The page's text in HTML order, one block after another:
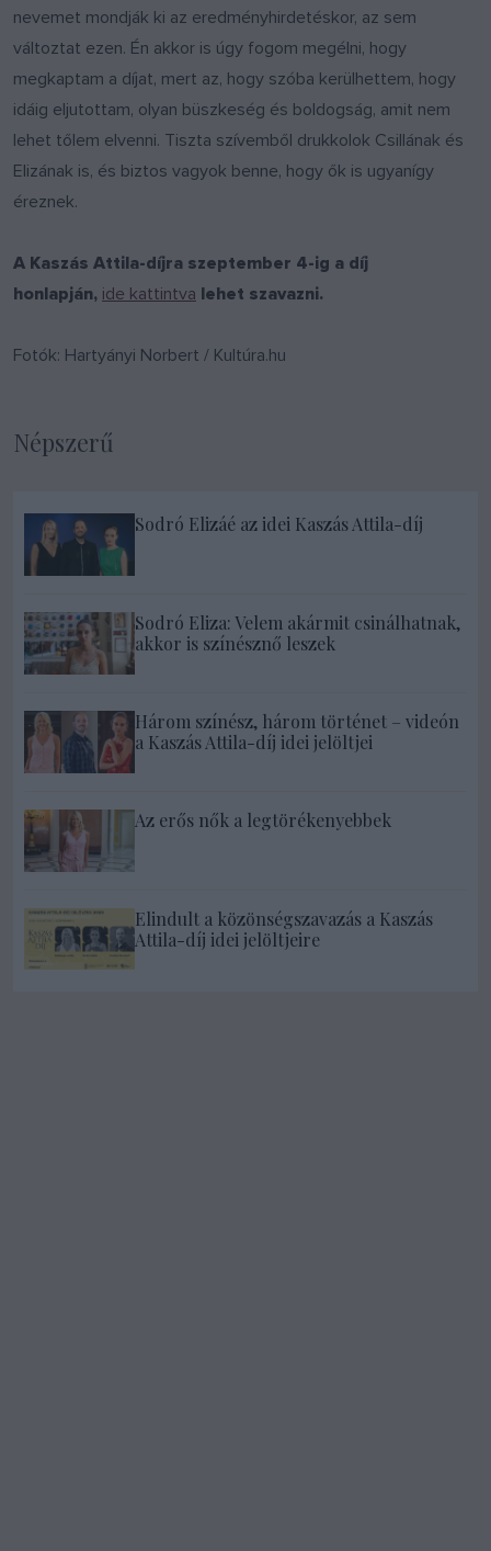
nevemet mondják ki az eredményhirdetéskor, az sem
változtat ezen. Én akkor is úgy fogom megélni, hogy
megkaptam a díjat, mert az, hogy szóba kerülhettem, hogy
idáig eljutottam, olyan büszkeség és boldogság, amit nem
lehet tőlem elvenni. Tiszta szívemből drukkolok Csillának és
Elizának is, és biztos vagyok benne, hogy ők is ugyanígy
éreznek.
A Kaszás Attila-díjra szeptember 4-ig a díj
honlapján, ide kattintva lehet szavazni.
Fotók: Hartyányi Norbert / Kultúra.hu ​
Népszerű
Sodró Elizáé az idei Kaszás Attila-díj
Sodró Eliza: Velem akármit csinálhatnak,
akkor is színésznő leszek
Három színész, három történet – videón
a Kaszás Attila-díj idei jelöltjei
Az erős nők a legtörékenyebbek
Elindult a közönségszavazás a Kaszás
Attila-díj idei jelöltjeire